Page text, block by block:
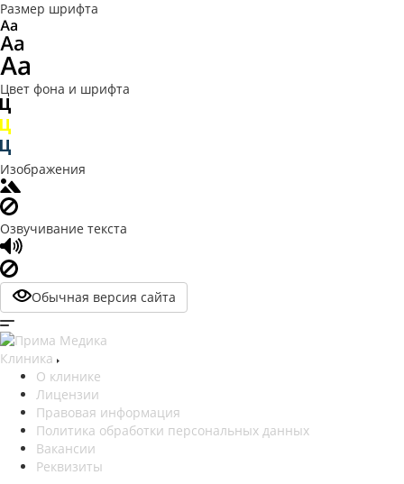
Размер шрифта
Цвет фона и шрифта
Изображения
Озвучивание текста
Обычная версия сайта
Клиника
О клинике
Лицензии
Правовая информация
Политика обработки персональных данных
Вакансии
Реквизиты